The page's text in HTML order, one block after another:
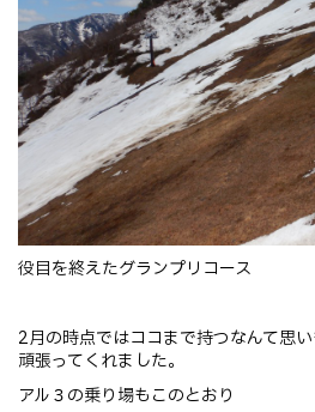
役目を終えたグランプリコース
2月の時点ではココまで持つなんて思
頑張ってくれました。
アル３の乗り場もこのとおり